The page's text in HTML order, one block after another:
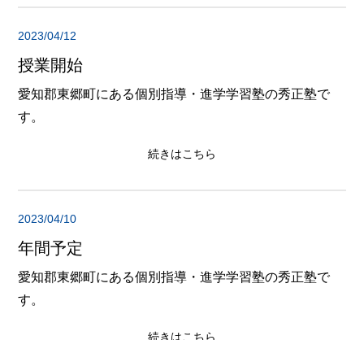
2023/04/12
授業開始
愛知郡東郷町にある個別指導・進学学習塾の秀正塾で
す。
続きはこちら
2023/04/10
年間予定
愛知郡東郷町にある個別指導・進学学習塾の秀正塾で
す。
続きはこちら